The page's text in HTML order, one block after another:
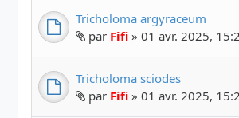
Tricholoma argyraceum
par Fifi » 01 avr. 2025,
Tricholoma sciodes
par Fifi » 01 avr. 2025,